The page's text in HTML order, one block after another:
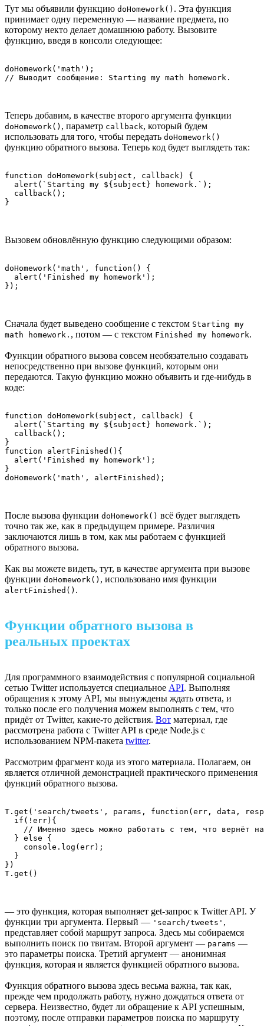
Тут мы объявили функцию doHomework() . Эта функция
принимает одну переменную — название предмета, по
которому некто делает домашнюю работу. Вызовите
функцию, введя в консоли следующее:
doHomework('math');
// Выводит сообщение: Starting my math homework.
Теперь добавим, в качестве второго аргумента функции
doHomework() , параметр callback, который будем
использовать для того, чтобы передать doHomework()
функцию обратного вызова. Теперь код будет выглядеть так:
function doHomework(subject, callback) {
alert(`Starting my ${subject} homework.`);
callback();
}
Вызовем обновлённую функцию следующими образом:
doHomework('math', function() {
alert('Finished my homework');
});
Сначала будет выведено сообщение с текстом Starting my
math homework. , потом — с текстом Finished my homework.
Функции обратного вызова совсем необязательно создавать
непосредственно при вызове функций, которым они
передаются. Такую функцию можно объявить и где-нибудь в
коде:
function doHomework(subject, callback) {
alert(`Starting my ${subject} homework.`);
callback();
}
function alertFinished(){
alert('Finished my homework');
}
doHomework('math', alertFinished);
После вызова функции doHomework() всё будет выглядеть
точно так же, как в предыдущем примере. Различия
заключаются лишь в том, как мы работаем с функцией
обратного вызова.
Как вы можете видеть, тут, в качестве аргумента при вызове
функции doHomework() , использовано имя функции
alertFinished() .
Функции обратного вызова в
реальных проектах
Для программного взаимодействия с популярной социальной
сетью Twitter используется специальное API. Выполняя
обращения к этому API, мы вынуждены ждать ответа, и
только после его получения можем выполнять с тем, что
придёт от Twitter, какие-то действия. Вот материал, где
рассмотрена работа с Twitter API в среде Node.js с
использованием NPM-пакета twitter.
Рассмотрим фрагмент кода из этого материала. Полагаем, он
является отличной демонстрацией практического применения
функций обратного вызова.
T.get('search/tweets', params, function(err, data,
if(!err){
// Именно здесь можно работать с тем, что вернёт
} else {
console.log(err);
}
})
T.get()
— это функция, которая выполняет get-запрос к Twitter API. У
функции три аргумента. Первый — 'search/tweets' ,
представляет собой маршрут запроса. Здесь мы собираемся
выполнить поиск по твитам. Второй аргумент — params —
это параметры поиска. Третий аргумент — анонимная
функция, которая и является функцией обратного вызова.
Функция обратного вызова здесь весьма важна, так как,
прежде чем продолжать работу, нужно дождаться ответа от
сервера. Неизвестно, будет ли обращение к API успешным,
поэтому, после отправки параметров поиска по маршруту